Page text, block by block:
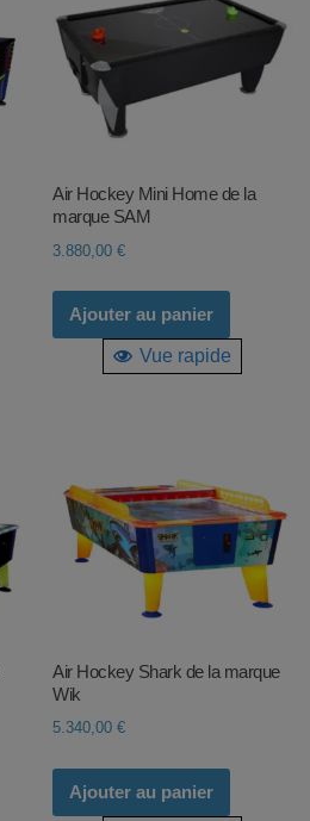
Air Hockey Mini Home de la
marque SAM
3.880,00€
Ajouter au panier
Vue rapide
Air Hockey Shark de la marque
Wik
5.340,00€
Ajouter au panier